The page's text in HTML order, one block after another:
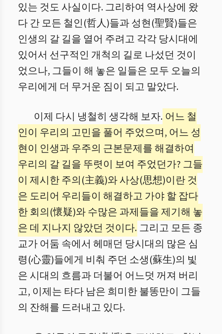
있는 것도 사실이다. 그리하여 역사상에 왔
다 간 모든 철인(哲人)들과 성현(聖賢)들은
인생의 갈 길을 열어 주려고 각각 당시대에
있어서 선구적인 개척의 길로 나섰던 것이
었으나, 그들이 해 놓은 일들은 모두 오늘의
우리에게 더 무거운 짐이 되고 말았다.
이제 다시 냉철히 생각해 보자. 어느 철
인이 우리의 고민을 풀어 주었으며, 어느 성
현이 인생과 우주의 근본문제를 해결하여
우리의 갈 길을 뚜렷이 보여 주었던가? 그들
이 제시한 주의(主義)와 사상(思想)이란 것
은 도리어 우리들이 해결하고 가야 할 잡다
한 회의(懷疑)와 수많은 과제들을 제기해 놓
은 데 지나지 않았던 것이다. 그리고 모든 종
교가 어둠 속에서 헤매던 당시대의 많은 심
령(心靈)들에게 비춰 주던 소생(蘇生)의 빛
은 시대의 흐름과 더불어 어느덧 꺼져 버리
고, 이제는 타다 남은 희미한 불똥만이 그들
의 잔해를 드러내고 있다.